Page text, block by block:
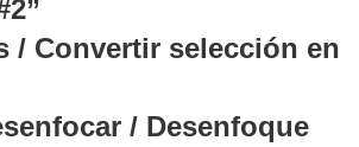
/ Convertir selección en
/ Desenfoque